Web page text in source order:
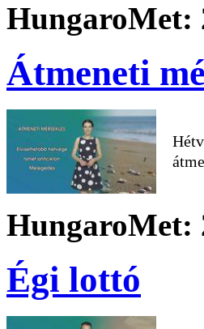
HungaroMet:
Átmeneti
HungaroMet:
Égi lottó